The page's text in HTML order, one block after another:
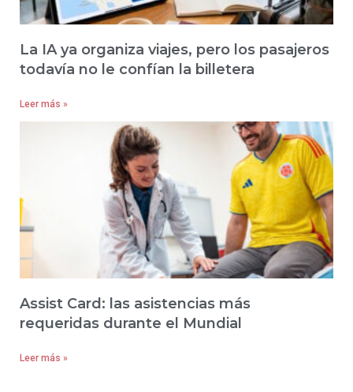
La IA ya organiza viajes, pero los pasajeros
todavía no le confían la billetera
Leer más »
Assist Card: las asistencias más
requeridas durante el Mundial
Leer más »